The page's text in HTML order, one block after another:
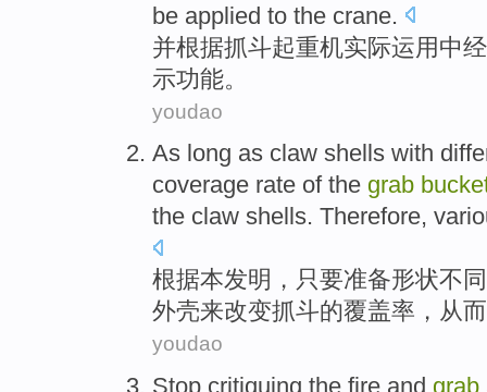
be applied to the crane.
并根据抓斗起重机实际运用 中
示功能。
youdao
As long as claw shells with
coverage rate ofthe grab
the claw shells. Therefore,
根据本发明， 只要准备形状不同
外壳来改变抓斗的覆盖率 ， 从而
youdao
Stop critiquing the fire and grab